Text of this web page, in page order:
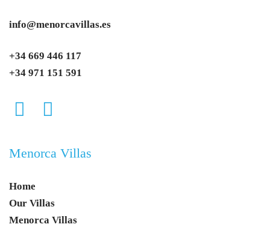
info@menorcavillas.es
+34 669 446 117
+34 971 151 591
Menorca Villas
Home
Our Villas
Menorca Villas